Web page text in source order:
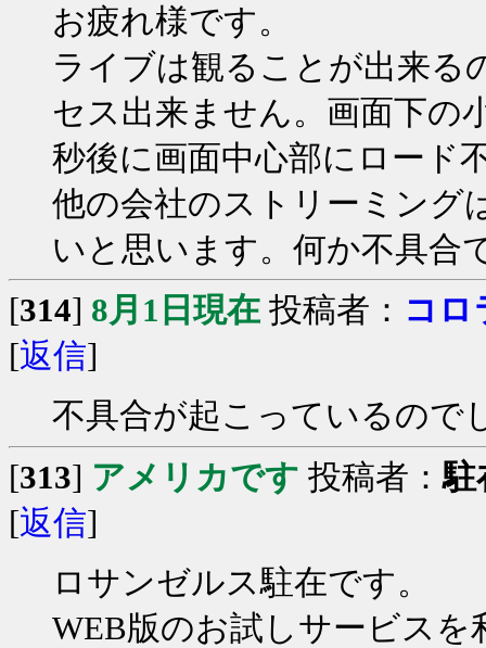
お疲れ様です。
ライブは観ることが出来る
セス出来ません。画面下の
秒後に画面中心部にロード
他の会社のストリーミング
いと思います。何か不具合
[314] 8月1日現在 投稿者： コロ
[返信]
不具合が起こっているので
[313] アメリカです 投稿者：駐
[返信]
ロサンゼルス駐在です。
WEB版のお試しサービス